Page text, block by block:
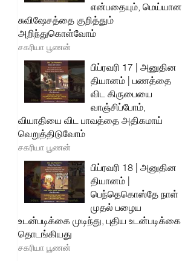
என்பதையும், மெய்யான
சுவிஷேசத்தை குறித்தும்
அறிந்துகொள்வோம்
சகரியா பூணன்
பிப்ரவரி 17 | அனுதின
தியானம் | பணத்தை
விட கிருபையை
வாஞ்சிப்போம்,
வியாதியை விட பாவத்தை அதிகமாய்
வெறுத்திடுவோம்
சகரியா பூணன்
பிப்ரவரி 18 | அனுதின
தியானம் |
பெந்தெகொஸ்தே நாள்
முதல் பழைய
உடன்படிக்கை முடிந்து, புதிய உடன்படிக்கை
தொடங்கியது
சகரியா பூணன்